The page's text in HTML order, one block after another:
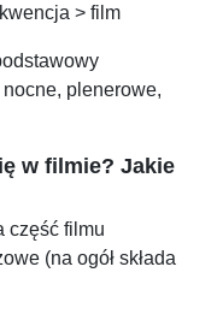
> film
plenerowe,
w filmie? Jakie
część filmu
(na ogół składa